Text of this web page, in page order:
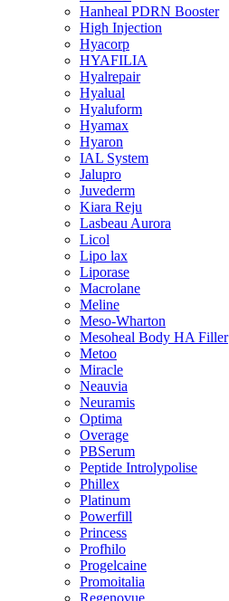
Hanheal PDRN Booster
High Injection
Hyacorp
HYAFILIA
Hyalrepair
Hyalual
Hyaluform
Hyamax
Hyaron
IAL System
Jalupro
Juvederm
Kiara Reju
Lasbeau Aurora
Licol
Lipo lax
Liporase
Macrolane
Meline
Meso-Wharton
Mesoheal Body HA Filler
Metoo
Miracle
Neauvia
Neuramis
Optima
Overage
PBSerum
Peptide Introlypolise
Phillex
Platinum
Powerfill
Princess
Profhilo
Progelcaine
Promoitalia
Regenovue